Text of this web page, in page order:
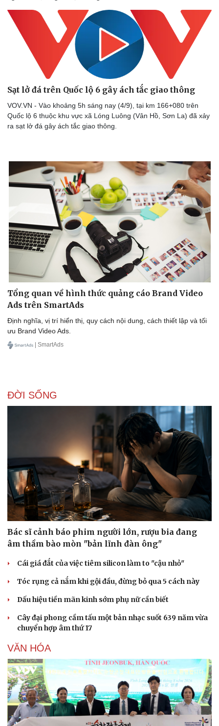
Bóng đá
Lịch thi đấu bóng đá
Thế giới thể thao
eSports
Ô tô - Xe máy
Ô tô
Xe máy
Tư vấn
Sạt lở đá trên Quốc lộ 6 gây ách tắc giao thông
VOV.VN - Vào khoảng 5h sáng nay (4/9), tại km 166+080 trên
Quốc lộ 6 thuộc khu vực xã Lóng Luông (Vân Hồ, Sơn La) đã xảy
ra sạt lở đá gây ách tắc giao thông.
Tổng quan về hình thức quảng cáo Brand Video
Ads trên SmartAds
Định nghĩa, vị trí hiển thị, quy cách nội dung, cách thiết lập và tối
ưu Brand Video Ads.
| SmartAds
ĐỜI SỐNG
Bác sĩ cảnh báo phim người lớn, rượu bia đang
âm thầm bào mòn "bản lĩnh đàn ông"
Cái giá đắt của việc tiêm silicon làm to "cậu nhỏ"
Tóc rụng cả nắm khi gội đầu, đừng bỏ qua 5 cách này
Dấu hiệu tiền mãn kinh sớm phụ nữ cần biết
Cây đại phong cầm tấu một bản nhạc suốt 639 năm vừa
chuyển hợp âm thứ 17
VĂN HÓA